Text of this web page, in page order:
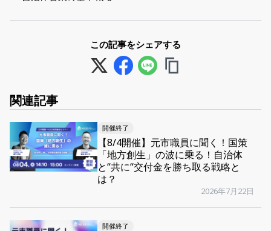
この記事をシェアする
関連記事
開催終了
【8/4開催】元市職員に聞く！国策
「地方創生」の波に乗る！自治体
と“共に“交付金を勝ち取る戦略と
は？
2026年7月22日
開催終了